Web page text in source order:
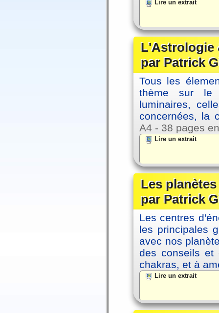
Lire un extrait
L'Astrologie
par Patrick
Tous les
thème sur le
luminaires,
concernées, la
A4 - 38 pages
Lire un extrait
Les
par Patrick
Les centres
les principales
avec nos
des conseils et
chakras, et à
Lire un extrait